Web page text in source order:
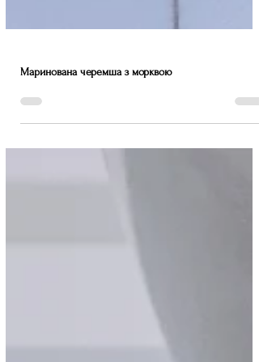
Маринована черемша з морквою